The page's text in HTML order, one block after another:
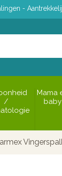
-
/
Mama
baby